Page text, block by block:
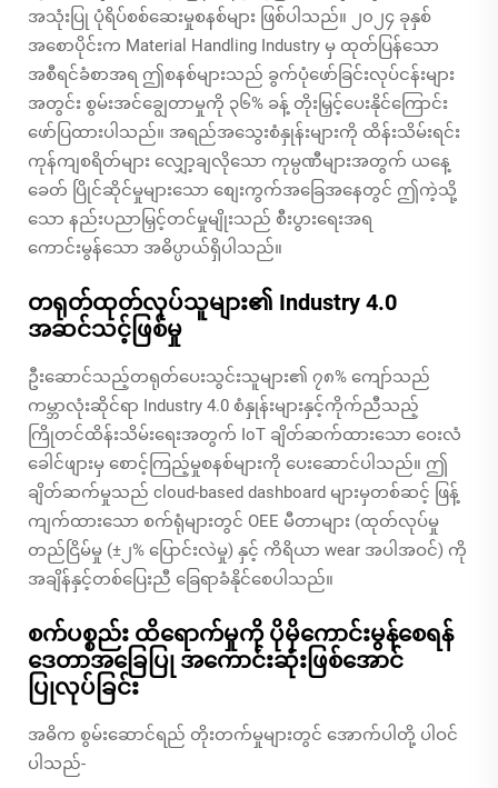
အသုံးပြု ပုံရိပ်စစ်ဆေးမှုစနစ်များ ဖြစ်ပါသည်။ ၂၀၂၄ ခုနှစ်
အစောပိုင်းက Material Handling Industry မှ ထုတ်ပြန်သော
အစီရင်ခံစာအရ ဤစနစ်များသည် ခွက်ပုံဖော်ခြင်းလုပ်ငန်းများ
အတွင်း စွမ်းအင်ချွေတာမှုကို ၃၆% ခန့် တိုးမြှင့်ပေးနိုင်ကြောင်း
ဖော်ပြထားပါသည်။ အရည်အသွေးစံနှုန်းများကို ထိန်းသိမ်းရင်း
ကုန်ကျစရိတ်များ လျှော့ချလိုသော ကုမ္ပဏီများအတွက် ယနေ့
ခေတ် ပြိုင်ဆိုင်မှုများသော စျေးကွက်အခြေအနေတွင် ဤကဲ့သို့
သော နည်းပညာမြှင့်တင်မှုမျိုးသည် စီးပွားရေးအရ
ကောင်းမွန်သော အဓိပ္ပာယ်ရှိပါသည်။
တရုတ်ထုတ်လုပ်သူများ၏ Industry 4.0
အဆင်သင့်ဖြစ်မှု
ဦးဆောင်သည့်တရုတ်ပေးသွင်းသူများ၏ ၇၈% ကျော်သည်
ကမ္ဘာလုံးဆိုင်ရာ Industry 4.0 စံနှုန်းများနှင့်ကိုက်ညီသည့်
ကြိုတင်ထိန်းသိမ်းရေးအတွက် IoT ချိတ်ဆက်ထားသော ဝေးလံ
ခေါင်ဖျားမှ စောင့်ကြည့်မှုစနစ်များကို ပေးဆောင်ပါသည်။ ဤ
ချိတ်ဆက်မှုသည် cloud-based dashboard များမှတစ်ဆင့် ဖြန့်
ကျက်ထားသော စက်ရုံများတွင် OEE မီတာများ (ထုတ်လုပ်မှု
တည်ငြိမ်မှု (±၂% ပြောင်းလဲမှု) နှင့် ကိရိယာ wear အပါအဝင်) ကို
အချိန်နှင့်တစ်ပြေးညီ ခြေရာခံနိုင်စေပါသည်။
စက်ပစ္စည်း ထိရောက်မှုကို ပိုမိုကောင်းမွန်စေရန်
ဒေတာအခြေပြု အကောင်းဆုံးဖြစ်အောင်
ပြုလုပ်ခြင်း
အဓိက စွမ်းဆောင်ရည် တိုးတက်မှုများတွင် အောက်ပါတို့ ပါဝင်
ပါသည်-